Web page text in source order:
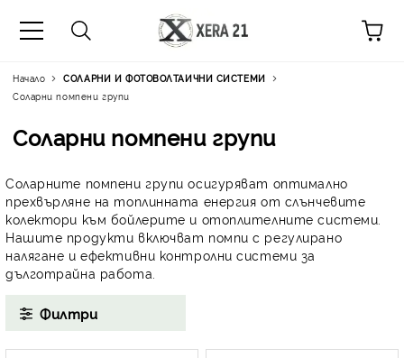
Начало
СОЛАРНИ И ФОТОВОЛТАИЧНИ СИСТЕМИ
Соларни помпени групи
Соларни помпени групи
Соларните помпени групиосигуряват оптимално
прехвърляне на топлинната енергия от слънчевите
колектори към бойлерите и отоплителните системи.
Нашите продукти включват помпи с регулирано
налягане иефективни контролни системи за
дълготрайна работа.
Филтри